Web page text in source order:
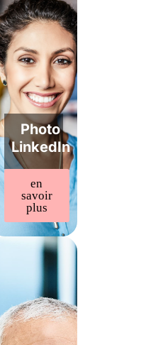
Photo
LinkedIn
en
savoir
plus